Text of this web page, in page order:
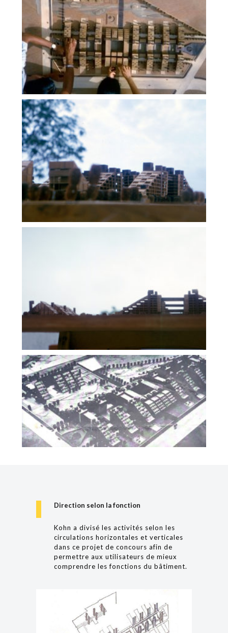
Direction selon la fonction
Kohn a divisé les activités selon les
circulations horizontales et verticales
dans ce projet de concours afin de
permettre aux utilisateurs de mieux
comprendre les fonctions du bâtiment.